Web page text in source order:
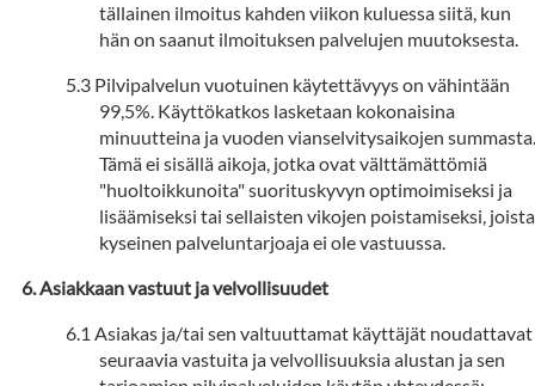
tällainen ilmoitus kahden viikon kuluessa siitä, kun
hän on saanut ilmoituksen palvelujen muutoksesta.
Pilvipalvelun vuotuinen käytettävyys on vähintään
99,5%. Käyttökatkos lasketaan kokonaisina
minuutteina ja vuoden vianselvitysaikojen summasta.
Tämä ei sisällä aikoja, jotka ovat välttämättömiä
"huoltoikkunoita" suorituskyvyn optimoimiseksi ja
lisäämiseksi tai sellaisten vikojen poistamiseksi, joista
kyseinen palveluntarjoaja ei ole vastuussa.
Asiakkaan vastuut ja velvollisuudet
Asiakas ja/tai sen valtuuttamat käyttäjät noudattavat
seuraavia vastuita ja velvollisuuksia alustan ja sen